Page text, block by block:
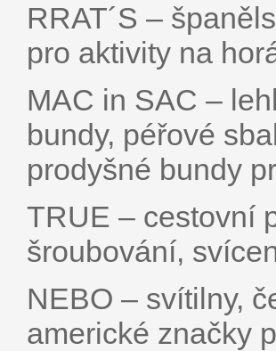
RRAT´S –
pro aktivity na
MAC in SAC –
bundy, péřové
prodyšné bundy
TRUE – cestovní
šroubování,
NEBO – svítilny,
americké značky